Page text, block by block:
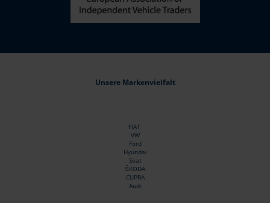
Unsere Markenvielfalt
FIAT
VW
Ford
Hyundai
Seat
ŠKODA
CUPRA
Audi